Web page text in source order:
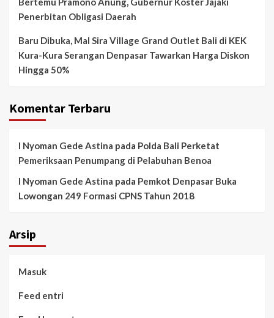
Penerbitan Obligasi Daerah
Baru Dibuka, Mal Sira Village Grand Outlet Bali di KEK
Kura-Kura Serangan Denpasar Tawarkan Harga Diskon
Hingga 50%
Komentar Terbaru
I Nyoman Gede Astina pada Polda Bali Perketat
Pemeriksaan Penumpang di Pelabuhan Benoa
I Nyoman Gede Astina pada Pemkot Denpasar Buka
Lowongan 249 Formasi CPNS Tahun 2018
Arsip
Masuk
Feed entri